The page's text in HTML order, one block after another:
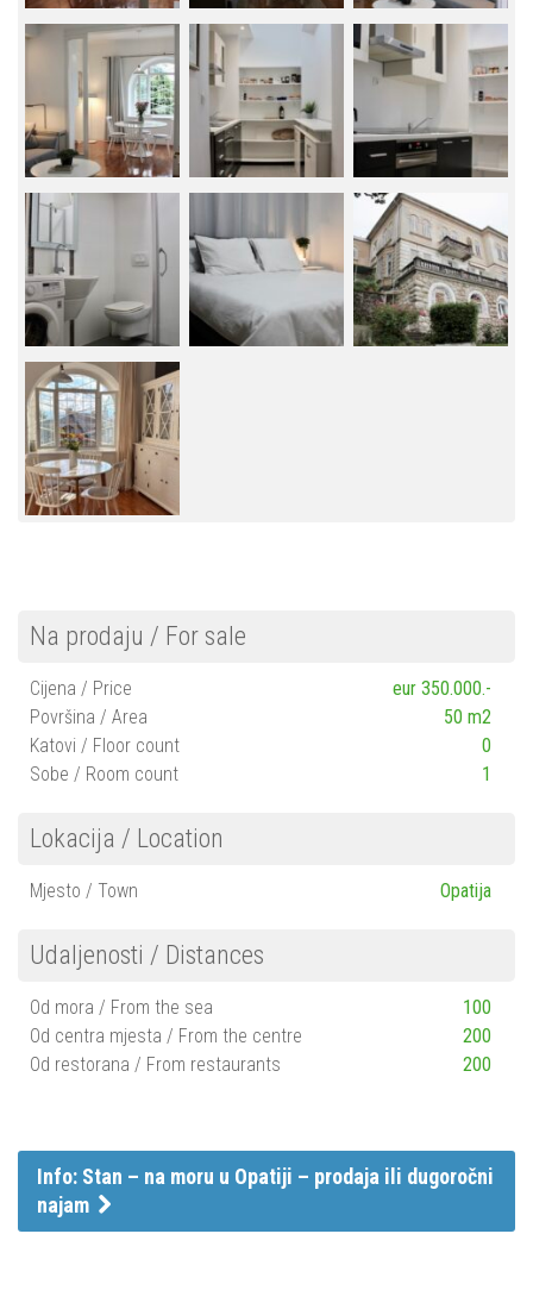
Na prodaju / For sale
Cijena / Price
eur 350.000.-
Površina / Area
50 m2
Katovi / Floor count
0
Sobe / Room count
1
Lokacija / Location
Mjesto / Town Opatija
Udaljenosti / Distances
Od mora / From the sea
100
Od centra mjesta / From the centre
200
Od restorana / From restaurants
200
Info: Stan – na moru u Opatiji – prodaja ili dugoročni
najam